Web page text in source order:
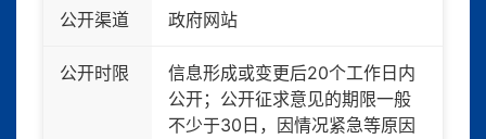
公开渠道 政府网站
公开时限
信息形成或变更后20个工作日内
公开；公开征求意见的期限一般
不少于30日，因情况紧急等原因